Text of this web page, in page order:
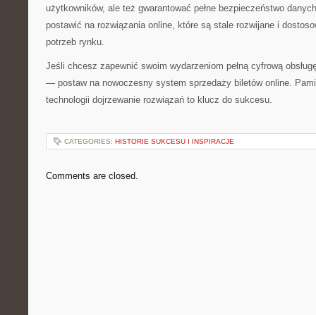
użytkowników, ale też gwarantować pełne bezpieczeństwo
postawić na rozwiązania online, które są stale rozwijane i
potrzeb rynku.
Jeśli chcesz zapewnić swoim wydarzeniom pełną cyfrową
— postaw na nowoczesny system sprzedaży biletów online.
technologii dojrzewanie rozwiązań to klucz do sukcesu.
CATEGORIES: HISTORIE SUKCESU I INSPIRACJE
Comments are closed.